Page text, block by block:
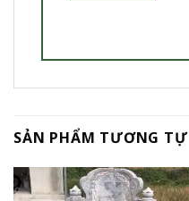
SẢN PHẨM TƯƠNG TỰ